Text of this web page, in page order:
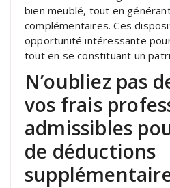
bien meublé, tout en
complémentaires. Ces
opportunité intéressante
tout en se constituant un
N’oubliez pas
vos frais
admissibles
de déductions